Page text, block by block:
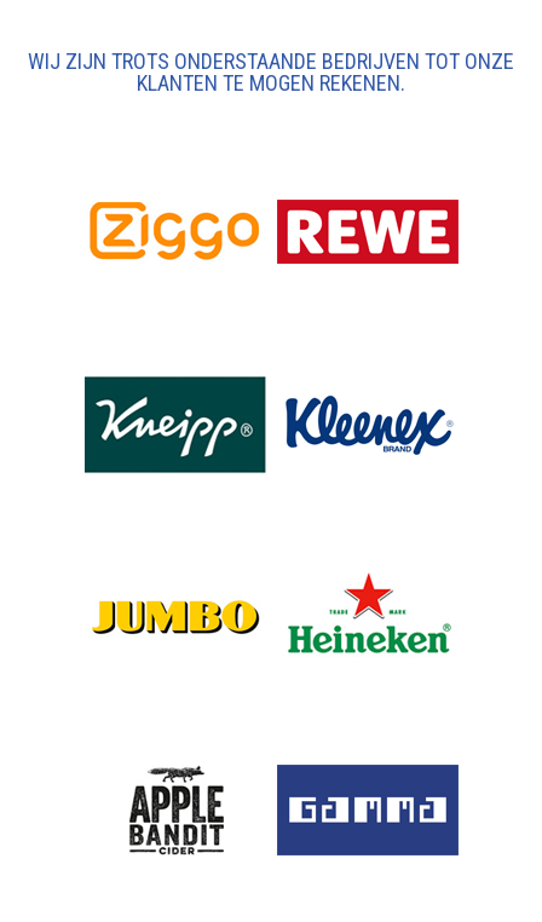
WIJ ZIJN TROTS ONDERSTAANDE BEDRIJVEN TOT ONZE
KLANTEN TE MOGEN REKENEN.